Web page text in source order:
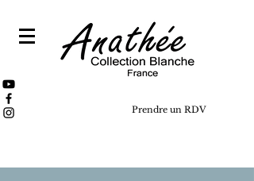
Prendre un RDV